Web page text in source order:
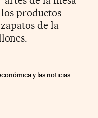
productos
de la
y las noticias